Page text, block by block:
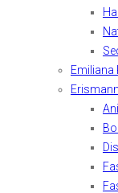
Emiliana
Erismann